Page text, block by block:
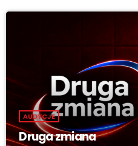
AUDYCJE
Druga zmiana